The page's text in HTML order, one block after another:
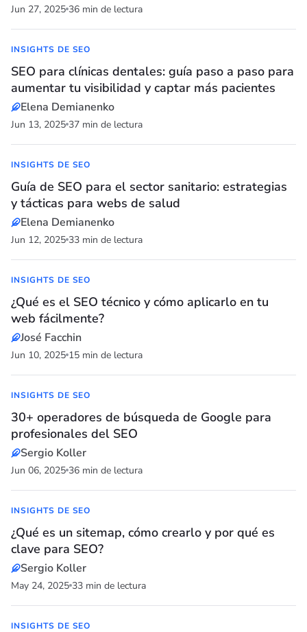
Jun 27, 2025 36 min de lectura
INSIGHTS DE SEO
SEO para clínicas dentales: ​​guía paso a paso para
aumentar tu visibilidad y captar más pacientes
Elena Demianenko
Jun 13, 2025 37 min de lectura
INSIGHTS DE SEO
Guía de SEO para el sector sanitario: estrategias
y tácticas para webs de salud
Elena Demianenko
Jun 12, 2025 33 min de lectura
INSIGHTS DE SEO
¿Qué es el SEO técnico y cómo aplicarlo en tu
web fácilmente?
José Facchin
Jun 10, 2025 15 min de lectura
INSIGHTS DE SEO
30+ operadores de búsqueda de Google para
profesionales del SEO
Sergio Koller
Jun 06, 2025 36 min de lectura
INSIGHTS DE SEO
¿Qué es un sitemap, cómo crearlo y por qué es
clave para SEO?
Sergio Koller
May 24, 2025 33 min de lectura
INSIGHTS DE SEO